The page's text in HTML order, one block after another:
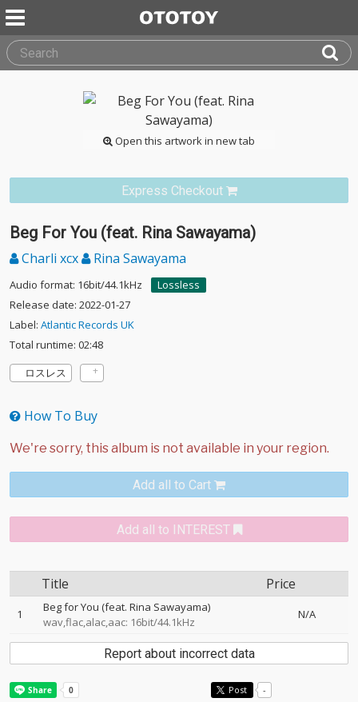
Open this artwork in new tab
Express Checkout
Beg For You (feat. Rina Sawayama)
Charli xcx Rina Sawayama
Audio format: 16bit/44.1kHz
Lossless
Release date: 2022-01-27
Label: Atlantic Records UK
Total runtime: 02:48
ロスレス
How To Buy
Add all to Cart
Add all to INTEREST
Title Price
1
Beg for You (feat. Rina Sawayama)
wav,flac,alac,aac: 16bit/44.1kHz
N/A
Report about incorrect data
Post -